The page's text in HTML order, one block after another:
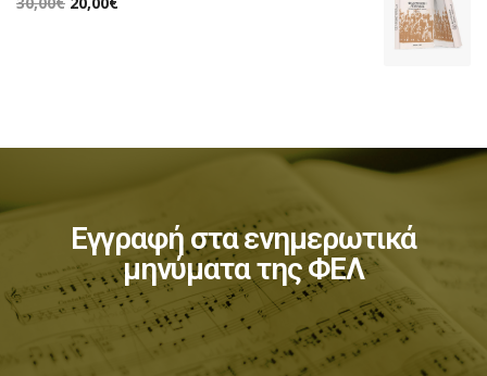
Εγγραφή στα ενημερωτικά
μηνύματα της ΦΕΛ